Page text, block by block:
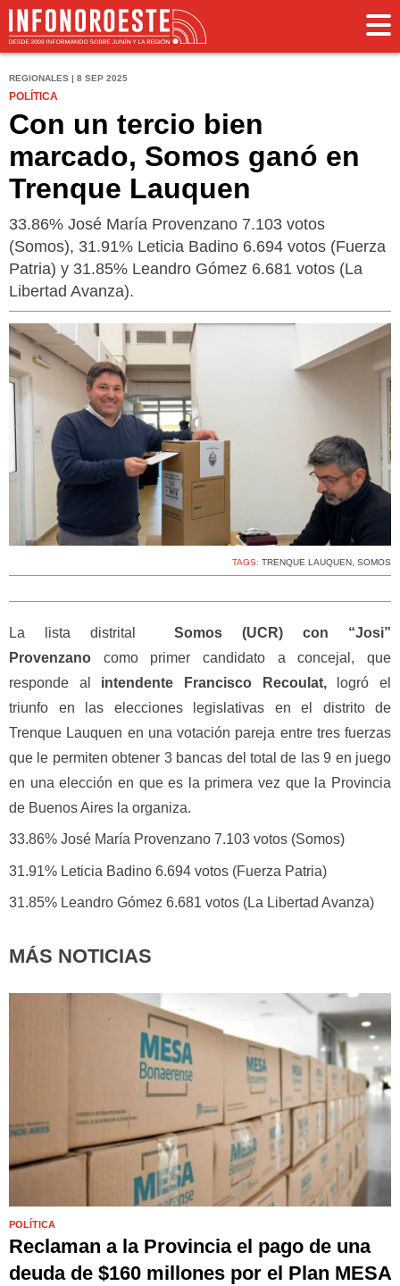
REGIONALES | 8 SEP 2025
POLÍTICA
Con un tercio bien
marcado, Somos ganó en
Trenque Lauquen
33.86% José María Provenzano 7.103 votos
(Somos), 31.91% Leticia Badino 6.694 votos (Fuerza
Patria) y 31.85% Leandro Gómez 6.681 votos (La
Libertad Avanza).
TAGS: TRENQUE LAUQUEN, SOMOS
La lista distritalSomos (UCR) con “Josi”
Provenzano como primer candidato a concejal, que
responde al
intendente Francisco Recoulat,logró el
triunfo en las elecciones legislativas en el distrito de
Trenque Lauquen en una votación pareja entre tres fuerzas
que le permiten obtener 3 bancas del total de las 9 en juego
en una elección en que es la primera vez que la Provincia
de Buenos Aires la organiza.
33.86% José María Provenzano 7.103 votos (Somos)
31.91% Leticia Badino 6.694 votos (Fuerza Patria)
31.85% Leandro Gómez 6.681 votos (La Libertad Avanza)
MÁS NOTICIAS
POLÍTICA
Reclaman a la Provincia el pago de una
deuda de $160 millones por el Plan MESA